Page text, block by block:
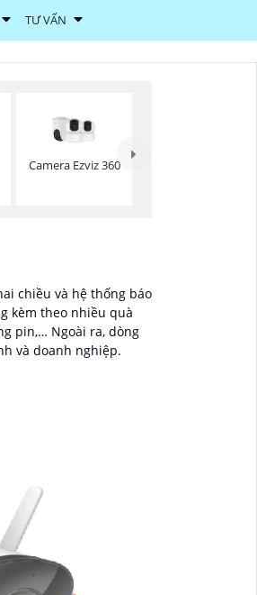
TƯ VẤN
Camera Ezviz 360
chiều và hệ thống báo
kèm theo nhiều quà
pin,… Ngoài ra, dòng
và doanh nghiệp.